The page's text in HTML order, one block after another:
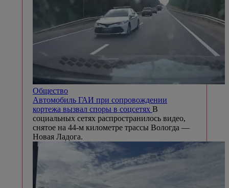
Общество
Автомобиль ГАИ при сопровождении
кортежа вызвал споры в соцсетях В
социальных сетях распространилось видео,
снятое на 44-м километре трассы Вологда —
Новая Ладога.